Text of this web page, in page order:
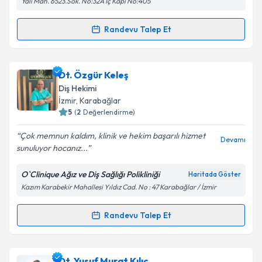
Kişisel verilerimin işlenmesine ilişkin
Metni'ni okudum ve kişisel verilerimin belirtilen
Takvim Talebini Gönder
Randevu Talep Et
Randevu Takvimi Talebi
Dt. Begüm Gürcan Koru
oluşturun. Size bu uzmandan randevu almanız için bir
takvim hazırlandığında e-posta ile bilgilendireceğiz.
Kişisel verilerimin işlenmesine ilişkin
Aydınlatma
Metni'ni okudum ve kişisel verilerimin belirtilen
kapsamda işlenmesini kabul ediyorum.
Dt. Özgür Keleş
Diş Hekimi
İzmir, Karabağlar
5 (2 Değerlendirme)
Çok memnun kaldım, klinik ve hekim başarılı hizmet
sunuluyor hocanız...
Devamı
O`Clinique Ağız ve Diş Sağlığı Polikliniği Haritada Göster
Kazım Karabekir Mahallesi Yıldız Cad. No : 47 Karabağlar / İzmir
Randevu Talep Et
Randevu Takvimi Talebi
Dt. Özgür Keleşiçin randevu takvimi talebi oluşturun.